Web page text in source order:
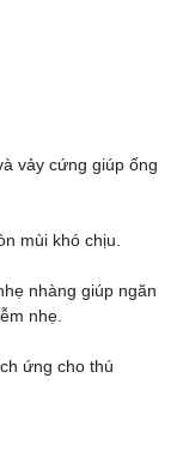
vảy cứng giúp ống
mùi khó chịu.
nhàng giúp ngăn
nhẹ.
ứng cho thú